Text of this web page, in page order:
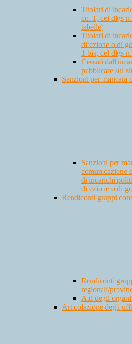
Titolari di
co. 1, del dlgs
tabelle)
Titolari di
direzione o di
1-bis, del dlgs
Cessati
pubblicare sul
Sanzioni per mancata
Sanzioni per
comunicazione
di incarichi
direzione o di
Rendiconti gruppi
Rendiconti
regionali/
Atti degli
Articolazione degli